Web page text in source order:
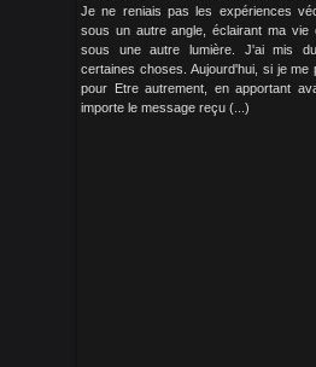
Je ne reniais pas les expériences
sous un autre angle, éclairant ma vie
sous une autre lumière. J'ai mis
certaines choses. Aujourd'hui, si je
pour Etre autrement, en apportant
importe le message reçu (...)